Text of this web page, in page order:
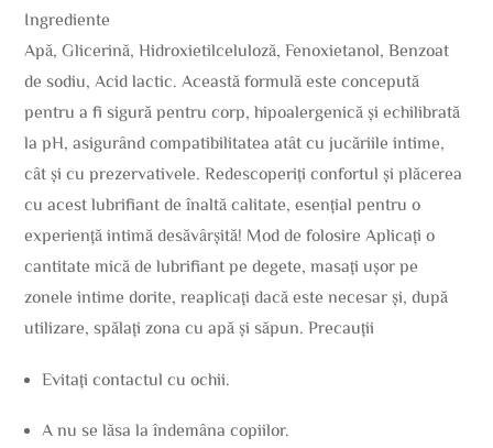
Ingrediente
Apă, Glicerină, Hidroxietilceluloză, Fenoxietanol, Benzoat
de sodiu, Acid lactic. Această formulă este concepută
pentru a fi sigură pentru corp, hipoalergenică și echilibrată
la pH, asigurând compatibilitatea atât cu jucăriile intime,
cât și cu prezervativele. Redescoperiți confortul și plăcerea
cu acest lubrifiant de înaltă calitate, esențial pentru o
experiență intimă desăvârșită! Mod de folosire Aplicați o
cantitate mică de lubrifiant pe degete, masați ușor pe
zonele intime dorite, reaplicați dacă este necesar și, după
utilizare, spălați zona cu apă și săpun. Precauții
Evitați contactul cu ochii.
A nu se lăsa la îndemâna copiilor.